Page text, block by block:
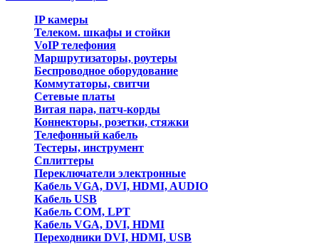
IP камеры
Телеком. шкафы и стойки
VoIP телефония
Маршрутизаторы, роутеры
Беспроводное оборудование
Коммутаторы, свитчи
Сетевые платы
Витая пара, патч-корды
Коннекторы, розетки, стяжки
Телефонный кабель
Тестеры, инструмент
Сплиттеры
Переключатели электронные
Кабель VGA, DVI, HDMI, AUDIO
Кабель USB
Кабель COM, LPT
Кабель VGA, DVI, HDMI
Переходники DVI, HDMI, USB